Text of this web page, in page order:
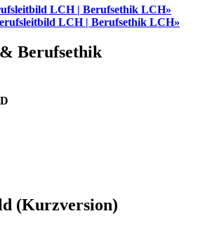
LCH | Berufsethik LCH»
LCH | Berufsethik LCH»
Berufsethik
(Kurzversion)